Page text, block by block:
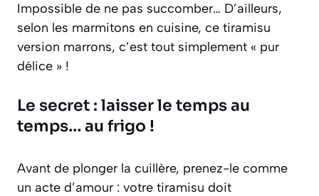
Impossible de ne pas succomber… D’ailleurs,
selon les marmitons en cuisine, ce tiramisu
version marrons, c’est tout simplement « pur
délice » !
Le secret : laisser le temps au
temps… au frigo !
Avant de plonger la cuillère, prenez-le comme
un acte d’amour : votre tiramisu doit